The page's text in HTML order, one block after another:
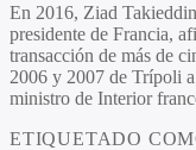
En 2016, Ziad
presidente de Francia,
transacción de más de
2006 y 2007 de Trípoli
ministro de Interior
ETIQUETADO